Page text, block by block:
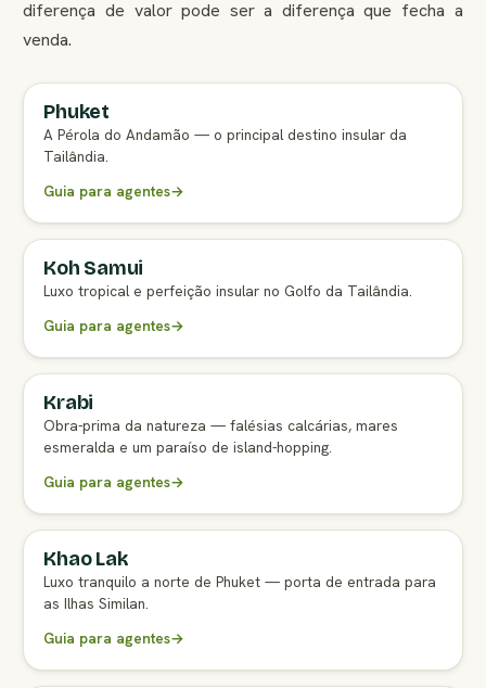
diferença de valor pode ser a diferença que fecha a
venda.
GUIA COMPLETO PARA AGENTES
Phuket
A Pérola do Andamão — o principal destino insular da
Tailândia.
Guia para agentes→
GUIA COMPLETO PARA AGENTES
Koh Samui
Luxo tropical e perfeição insular no Golfo da Tailândia.
Guia para agentes→
GUIA COMPLETO PARA AGENTES
Krabi
Obra-prima da natureza — falésias calcárias, mares
esmeralda e um paraíso de island-hopping.
Guia para agentes→
Khao Lak
Luxo tranquilo a norte de Phuket — porta de entrada para
as Ilhas Similan.
Guia para agentes→